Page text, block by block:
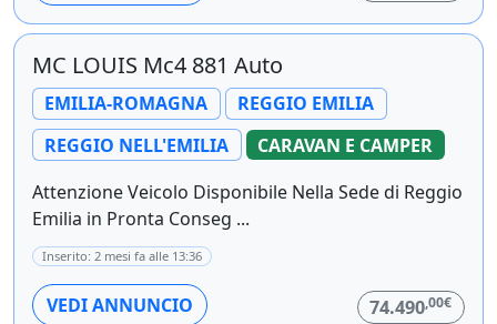
MC LOUIS Mc4 881 Auto
EMILIA-ROMAGNA
REGGIO EMILIA
REGGIO NELL'EMILIA
CARAVAN E CAMPER
Attenzione Veicolo Disponibile Nella Sede di Reggio
Emilia in Pronta Conseg ...
Inserito: 2 mesi fa alle 13:36
VEDI ANNUNCIO 74.490,00€